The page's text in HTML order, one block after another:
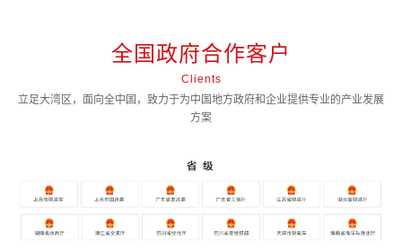
全国政府合作客户
Clients
立足大湾区，面向全中国，致力于为中国地方政府和企业提供专业的产业发展
方案